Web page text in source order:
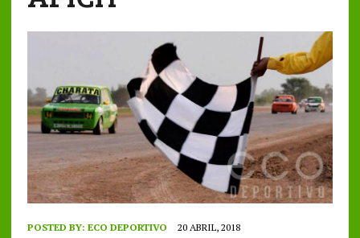
POSTED BY: ECO DEPORTIVO 20 ABRIL, 2018